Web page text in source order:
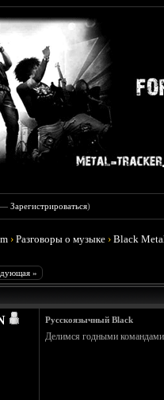
—Зарегистрироваться)
›Разговоры о музыке ›Black
»
Голосов: 2 - Средняя оценка: 5
1
2
3
4
5
Русскоязычный Black
Делимся годными